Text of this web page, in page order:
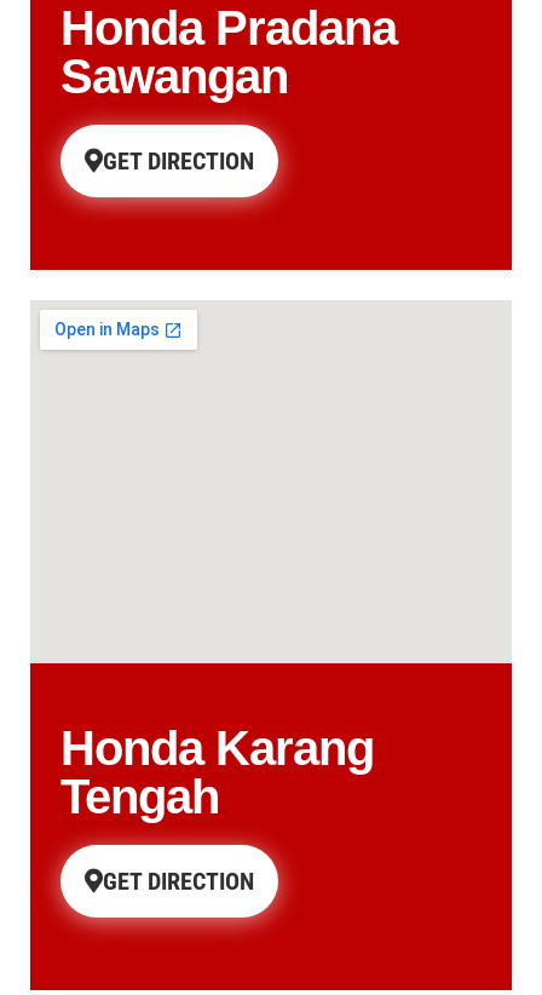
Honda Pradana
Sawangan
GET DIRECTION
Honda Karang
Tengah
GET DIRECTION